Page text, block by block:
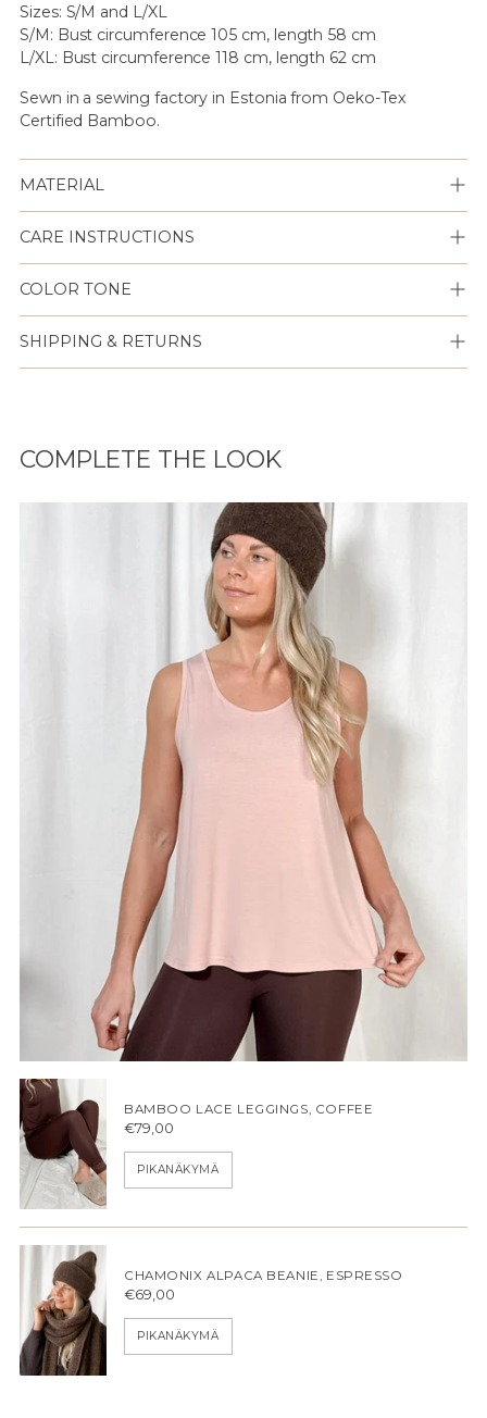
Sizes: S/M and L/XL
S/M: Bust circumference 105 cm, length 58 cm
L/XL: Bust circumference 118 cm, length 62 cm
Sewn in a sewing factory in Estonia from Oeko-Tex
Certified Bamboo.
MATERIAL
CARE INSTRUCTIONS
COLOR TONE
SHIPPING & RETURNS
ostoskoriisi
COMPLETE THE LOOK
BAMBOO LACE LEGGINGS, COFFEE
€79,00
PIKANÄKYMÄ
CHAMONIX ALPACA BEANIE, ESPRESSO
€69,00
PIKANÄKYMÄ